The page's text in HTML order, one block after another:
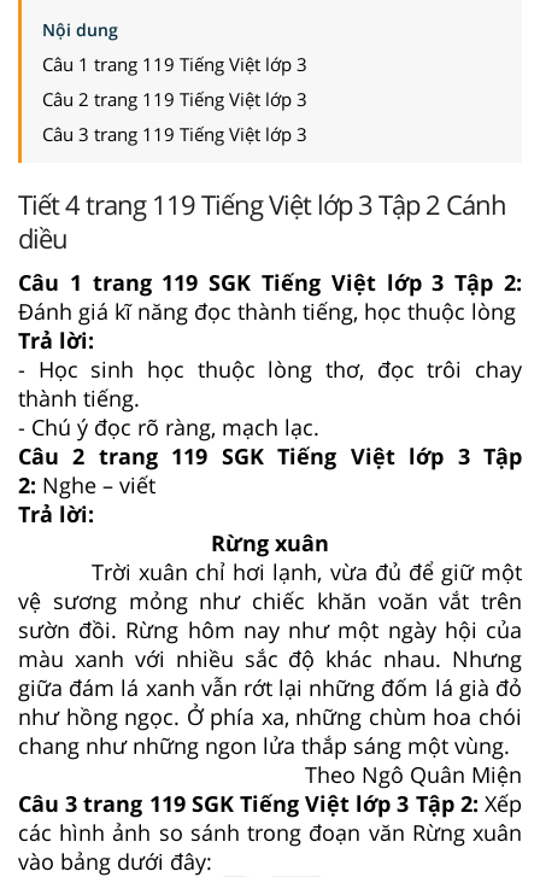
Nội dung
Câu 1 trang 119 Tiếng Việt lớp 3
Câu 2 trang 119 Tiếng Việt lớp 3
Câu 3 trang 119 Tiếng Việt lớp 3
Tiết 4 trang 119 Tiếng Việt lớp 3 Tập 2 Cánh
diều
Câu 1 trang 119 SGK Tiếng Việt lớp 3 Tập 2:
Đánh giá kĩ năng đọc thành tiếng, học thuộc lòng
Trả lời:
- Học sinh học thuộc lòng thơ, đọc trôi chay
thành tiếng.
- Chú ý đọc rõ ràng, mạch lạc.
Câu 2 trang 119 SGK Tiếng Việt lớp 3 Tập
2: Nghe – viết
Trả lời:
Rừng xuân
Trời xuân chỉ hơi lạnh, vừa đủ để giữ một
vệ sương mỏng như chiếc khăn voăn vắt trên
sườn đồi. Rừng hôm nay như một ngày hội của
màu xanh với nhiều sắc độ khác nhau. Nhưng
giữa đám lá xanh vẫn rớt lại những đốm lá già đỏ
như hồng ngọc. Ở phía xa, những chùm hoa chói
chang như những ngon lửa thắp sáng một vùng.
Theo Ngô Quân Miện
Câu 3 trang 119 SGK Tiếng Việt lớp 3 Tập 2: Xếp
các hình ảnh so sánh trong đoạn văn Rừng xuân
vào bảng dưới đây: